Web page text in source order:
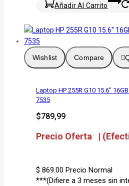
Añadir Al Carrito
Wishlist Compare
Laptop HP 255R G10 15.6″
7535
$789,99
Precio Oferta |
$ 869.00 Precio Normal
***(Difiere a 3 meses sin